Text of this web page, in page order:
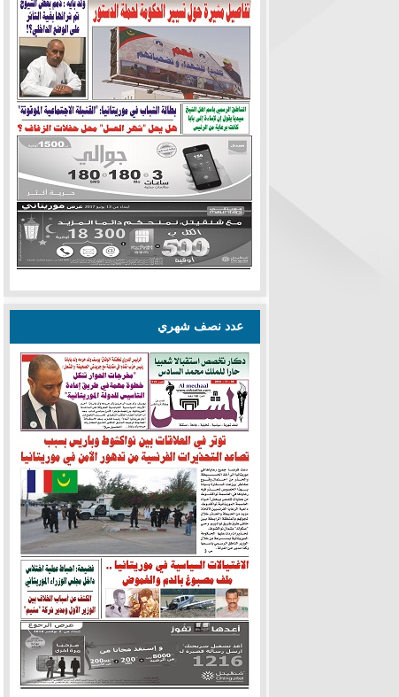
عدد نصف شهري